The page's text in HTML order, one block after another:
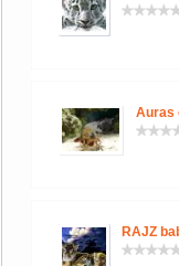
Auras
RAJZ